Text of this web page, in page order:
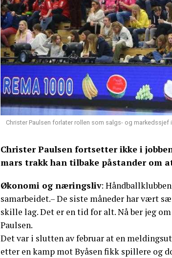
Christer Paulsen forlater rollen som salgs- og
Christer Paulsen fortsetter ikke i
mars trakk han tilbake påstander om
Økonomi og næringsliv:
samarbeidet.– De siste måneder har vært
skille lag. Det er en tid for alt. Nå ber jeg
Paulsen.
Det var i slutten av februar at en
etter en kamp mot Byåsen fikk spillere og